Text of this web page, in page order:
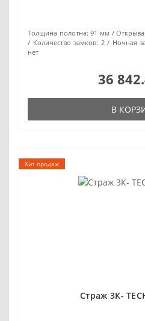
Толщина полотна: 91 мм
Количество замков: 2 Ночная
нет
36
В
Хит продаж
Страж 3К-